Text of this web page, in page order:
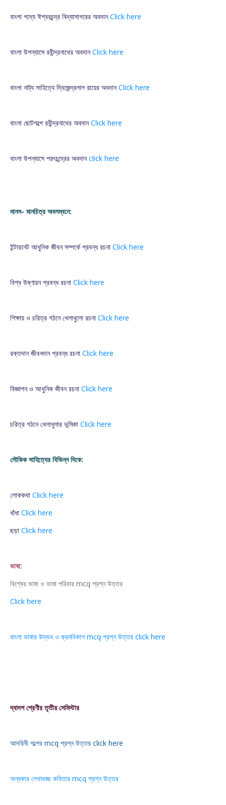
বাংলা গদ্যে ঈশ্বরচন্দ্র বিদ্যাসাগরের অবদানClick here
বাংলা উপন্যাসে রবীন্দ্রনাথের অবদানClick here
বাংলা নাট্য সাহিত্যে দ্বিজেন্দ্রলাল রায়ের অবদানClick here
বাংলা ছোটগল্পে রবীন্দ্রনাথের অবদানClick here
বাংলা উপন্যাসে শরৎচন্দ্রের অবদানclick here
মানস- মানচিত্র অবলম্বনে:
ইন্টারনেট আধুনিক জীবন সম্পর্কে প্রবন্ধ রচনা Click here
বিশ্ব উষ্ণায়ন প্রবন্ধ রচনা Click here
শিক্ষায় ও চরিত্র গঠনে খেলাধুলো রচনা Click here
রক্তদান জীবনদান প্রবন্ধ রচনা Click here
বিজ্ঞাপন ও আধুনিক জীবন রচনা Click here
চরিত্র গঠনে খেলাধুলার ভূমিকা Click here
লৌকিক সাহিত্যের বিভিন্ন দিকে:
লোককথা Click here
ধাঁধা Click here
ছড়া Click here
ভাষা:
বিশ্বের ভাষা ও ভাষা পরিবার mcq প্রশ্ন উত্তর
Click here
বাংলা ভাষার উদ্ভব ও ক্রমবিকাশ mcq প্রশ্ন উত্তর click here
দ্বাদশ শ্রেণীর তৃতীয় সেমিস্টার
আদরিনী গল্পের mcq প্রশ্ন উত্তর click here
অন্ধকার লেখাগুচ্ছ কবিতার mcq প্রশ্ন উত্তর